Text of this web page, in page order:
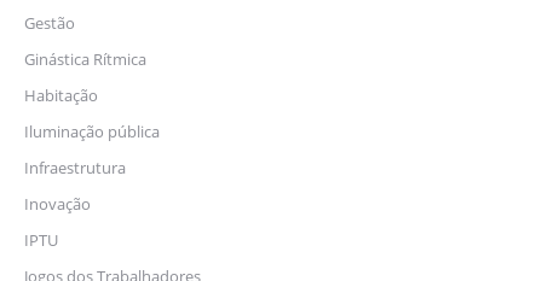
Gestão
Ginástica Rítmica
Habitação
Iluminação pública
Infraestrutura
Inovação
IPTU
Jogos dos Trabalhadores